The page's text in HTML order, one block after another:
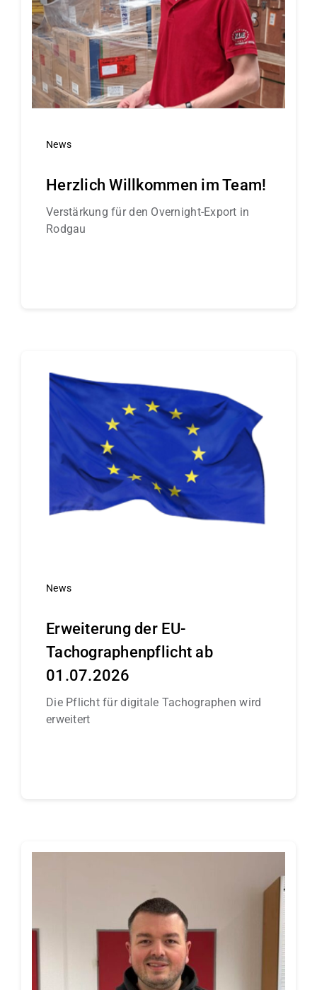
News
Herzlich Willkommen im Team!
Verstärkung für den Overnight-Export in
Rodgau
News
Erweiterung der EU-
Tachographenpflicht ab
01.07.2026
Die Pflicht für digitale Tachographen wird
erweitert